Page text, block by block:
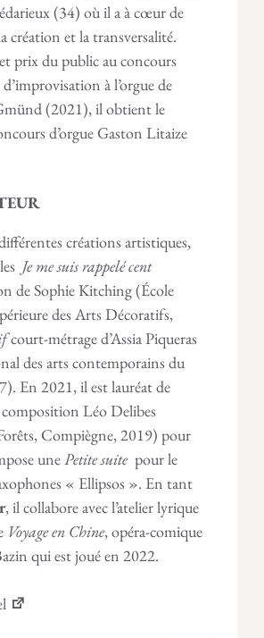
(34) où il a à cœur de
création et la transversalité.
prix du public au concours
à l’orgue de
(2021), il obtient le
d’orgue Gaston Litaize
créations artistiques,
Je me suis rappelé cent
de Sophie Kitching (École
des Arts Décoratifs,
court-métrage d’Assia Piqueras
des arts contemporains du
En 2021, il est lauréat de
composition Léo Delibes
Compiègne, 2019) pour
une Petite suitepour le
« Ellipsos ». En tant
, il collabore avec l’atelier lyrique
Voyage en Chine, opéra-comique
qui est joué en 2022.